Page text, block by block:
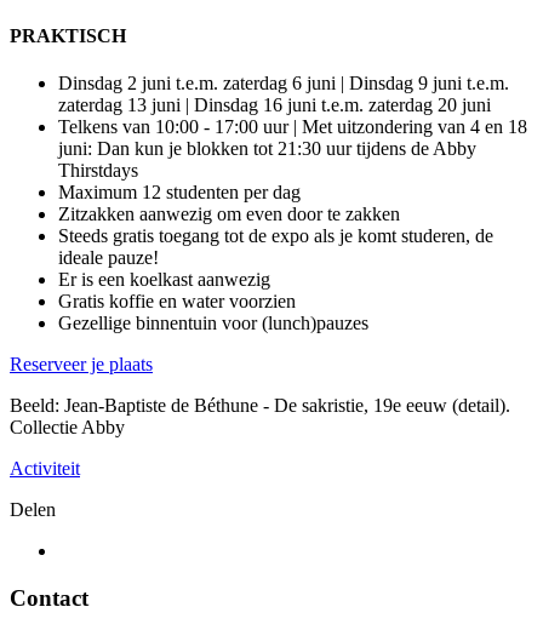
PRAKTISCH
Dinsdag 2 juni t.e.m. zaterdag 6 juni | Dinsdag 9 juni t.e.m.
zaterdag 13 juni | Dinsdag 16 juni t.e.m. zaterdag 20 juni
Telkens van 10:00 - 17:00 uur| Met uitzondering van 4 en 18
juni: Dan kun je blokken tot 21:30 uur tijdens de Abby
Thirstdays
Maximum 12 studenten per dag
Zitzakken aanwezig om even door te zakken
Steeds gratis toegang tot de expo als je komt studeren, de
ideale pauze!
Er is een koelkast aanwezig
Gratis koffie en water voorzien
Gezellige binnentuin voor (lunch)pauzes
Reserveer je plaats
Beeld: Jean-Baptiste de Béthune - De sakristie, 19e eeuw (detail).
Collectie Abby
Activiteit
Delen
Contact